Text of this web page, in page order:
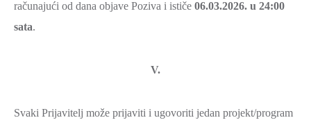
računajući od dana objave Poziva i ističe 06.03.2026. u 24:00
sata.
V.
Svaki Prijavitelj može prijaviti i ugovoriti jedan projekt/program